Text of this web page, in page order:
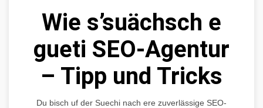
Wie s’suächsch e
gueti SEO-Agentur
– Tipp und Tricks
Du bisch uf der Suechi nach ere zuverlässige SEO-